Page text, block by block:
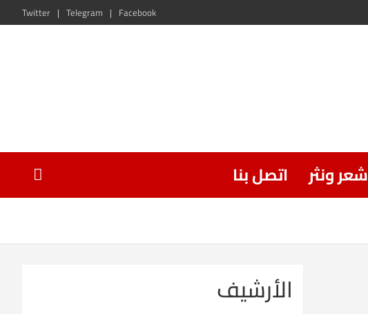
Facebook
Telegram
Twitter
شعر ونثر
اتصل بنا
الأرشيف